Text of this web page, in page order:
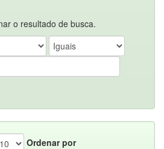
o resultado de busca.
Ordenar por